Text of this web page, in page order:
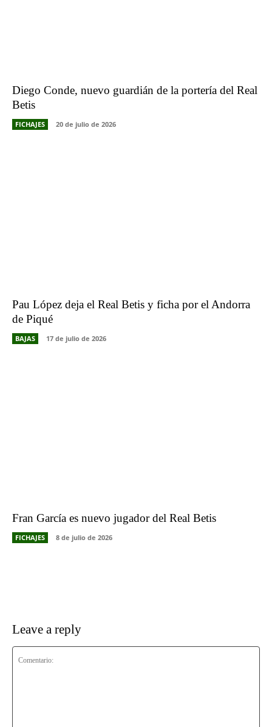
Diego Conde, nuevo guardián de la portería del Real
Betis
FICHAJES 20 de julio de 2026
Pau López deja el Real Betis y ficha por el Andorra
de Piqué
BAJAS 17 de julio de 2026
Fran García es nuevo jugador del Real Betis
FICHAJES 8 de julio de 2026
Leave a reply